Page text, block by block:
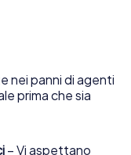
più alto
vostra personale
e degli agenti
Room
nei panni di agenti
prima che sia
– Vi aspettano